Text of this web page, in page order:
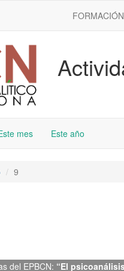
FORMACIÓN
mes Este año
9
del EPBCN: “El